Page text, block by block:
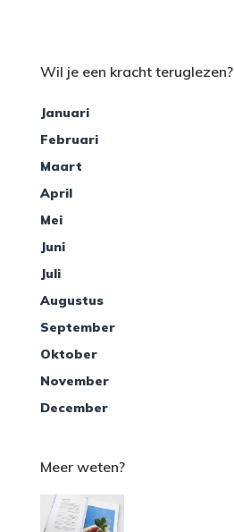
Wil je een kracht teruglezen?
Januari
Februari
Maart
April
Mei
Juni
Juli
Augustus
September
Oktober
November
December
Meer weten?